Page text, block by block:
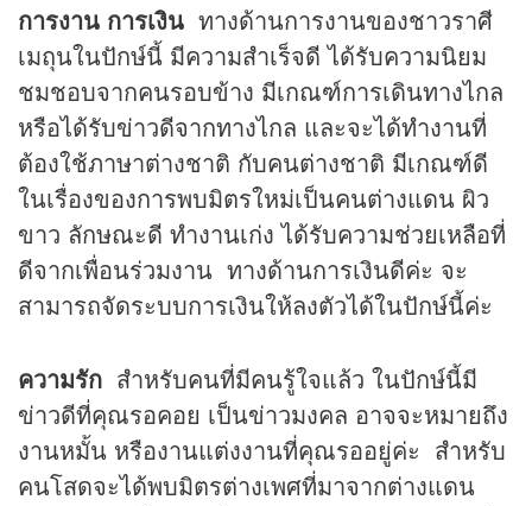
การงาน การเงิน ทางด้านการงานของชาวราศี
เมถุนในปักษ์นี้ มีความสำเร็จดี ได้รับความนิยม
ชมชอบจากคนรอบข้าง มีเกณฑ์การเดินทางไกล
หรือได้รับข่าวดีจากทางไกล และจะได้ทำงานที่
ต้องใช้ภาษาต่างชาติ กับคนต่างชาติ มีเกณฑ์ดี
ในเรื่องของการพบมิตรใหม่เป็นคนต่างแดน ผิว
ขาว ลักษณะดี ทำงานเก่ง ได้รับความช่วยเหลือที่
ดีจากเพื่อนร่วมงาน ทางด้านการเงินดีค่ะ จะ
สามารถจัดระบบการเงินให้ลงตัวได้ในปักษ์นี้ค่ะ
ความรัก สำหรับคนที่มีคนรู้ใจแล้ว ในปักษ์นี้มี
ข่าวดีที่คุณรอคอย เป็นข่าวมงคล อาจจะหมายถึง
งานหมั้น หรืองานแต่งงานที่คุณรออยู่ค่ะ สำหรับ
คนโสดจะได้พบมิตรต่างเพศที่มาจากต่างแดน